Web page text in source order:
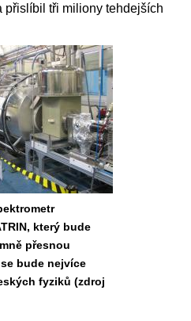
přislíbil tři miliony tehdejších
který bude
přesnou
bude nejvíce
fyziků (zdroj